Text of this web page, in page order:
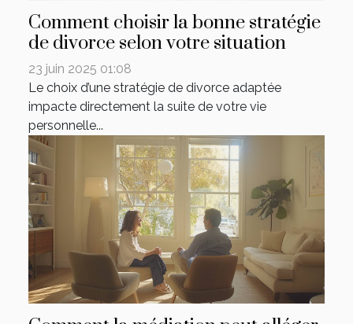
Comment choisir la bonne stratégie
de divorce selon votre situation
23 juin 2025 01:08
Le choix d’une stratégie de divorce adaptée
impacte directement la suite de votre vie
personnelle...